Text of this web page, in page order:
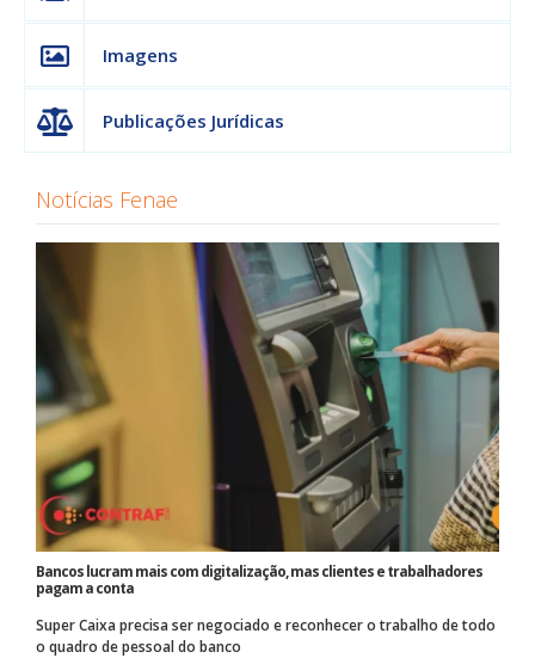
Imagens
Publicações Jurídicas
Notícias Fenae
Bancos lucram mais com digitalização, mas clientes e trabalhadores
pagam a conta
Super Caixa precisa ser negociado e reconhecer o trabalho de todo
o quadro de pessoal do banco